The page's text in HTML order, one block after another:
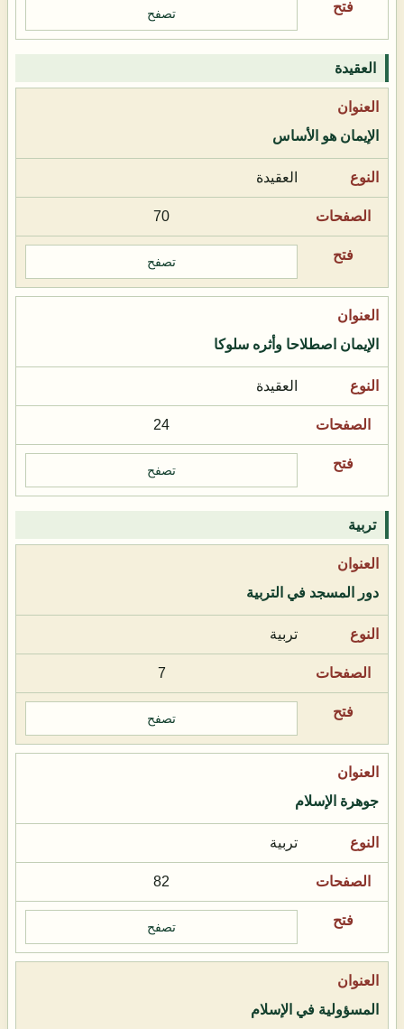
تصفح
العقيدة
الإيمان هو الأساس
العقيدة
70
تصفح
الإيمان اصطلاحا وأثره سلوكا
العقيدة
24
تصفح
تربية
دور المسجد في التربية
تربية
7
تصفح
جوهرة الإسلام
تربية
82
تصفح
المسؤولية في الإسلام